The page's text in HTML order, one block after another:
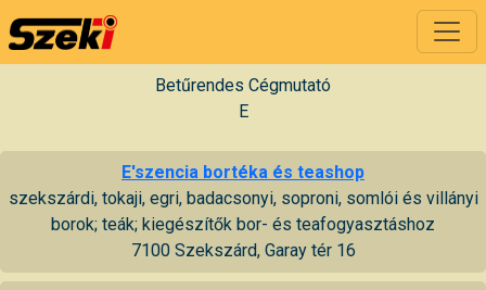
Betűrendes Cégmutató
E
E'szencia bortéka és teashop
szekszárdi, tokaji, egri, badacsonyi, soproni, somlói és villányi
borok; teák; kiegészítők bor- és teafogyasztáshoz
7100 Szekszárd, Garay tér 16